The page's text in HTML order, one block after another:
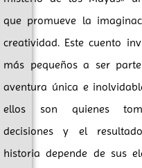
que promueve la
creatividad. Este cuento
más pequeños a ser
aventura única e
ellos son quienes
decisiones y el
historia depende de sus